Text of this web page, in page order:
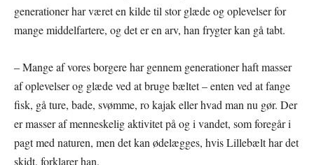
generationer har været en kilde til stor glæde og oplevelser for
mange middelfartere, og det er en arv, han frygter kan gå tabt.
– Mange af vores borgere har gennem generationer haft masser
af oplevelser og glæde ved at bruge bæltet – enten ved at fange
fisk, gå ture, bade, svømme, ro kajak eller hvad man nu gør. Der
er masser af menneskelig aktivitet på og i vandet, som foregår i
pagt med naturen, men det kan ødelægges, hvis Lillebælt har det
skidt, forklarer han.